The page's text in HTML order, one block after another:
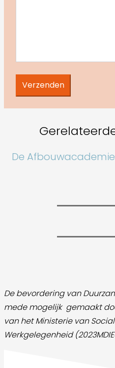
De
De bevordering van
mede mogelijk gemaakt
van het Ministerie van
Werkgelegenheid